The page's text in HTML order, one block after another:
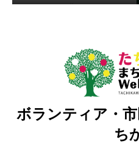
ボランティア・
ち